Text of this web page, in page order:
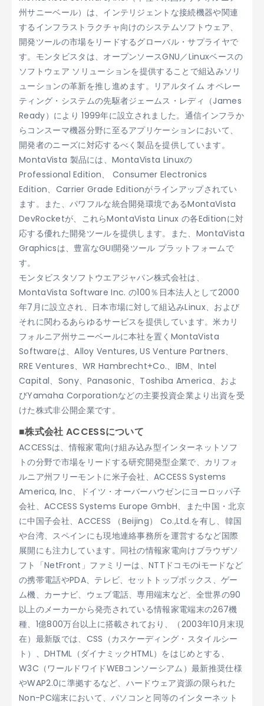
州サニーベール）は、インテリジェントな接続機器や関連
するインフラストラクチャ向けのシステムソフトウェア、
開発ツールの市場をリードするグローバル・サプライヤで
す。モンタビスタは、オープンソースGNU／Linuxベースの
ソフトウェア ソリューションを提供することで組込みソリ
ューションの革新を推し進めます。リアルタイム オペレー
ティング・システムの先駆者ジェームス・レディ（James
Ready）により 1999年に設立されました。通信インフラか
らコンスーマ機器分野に至るアプリケーションにおいて、
開発者のニーズに対応するべく製品を提供しています。
MontaVista 製品には、MontaVista Linuxの
Professional Edition、 Consumer Electronics
Edition、Carrier Grade Editionがラインアップされてい
ます。また、パワフルな統合開発環境であるMontaVista
DevRocketが、これらMontaVista Linux の各Editionに対
応する優れた開発ツールを提供します。また、MontaVista
Graphicsは、豊富なGUI開発ツール プラットフォームで
す。
モンタビスタソフトウエアジャパン株式会社は、
MontaVista Software Inc. の100％日本法人として2000
年7月に設立され、日本市場に対して組込みLinux、および
それに関わるあらゆるサービスを提供しています。米カリ
フォルニア州サニーベールに本社を置くMontaVista
Softwareは、Alloy Ventures, US Venture Partners、
RRE Ventures、WR Hambrecht+Co.、IBM、Intel
Capital、Sony、Panasonic、Toshiba America、およ
びYamaha Corporationなどの主要投資企業より出資を受
けた株式非公開企業です。
■株式会社 ACCESSについて
ACCESSは、情報家電向け組み込み型インターネットソフ
トの分野で市場をリードする研究開発型企業で、カリフォ
ルニア州フリーモントに米子会社、ACCESS Systems
America, Inc、ドイツ・オーバーハウゼンにヨーロッパ子
会社、ACCESS Systems Europe GmbH、また中国・北京
に中国子会社、ACCESS （Beijing） Co.,Ltd.を有し、韓国
や台湾、スペインにも現地連絡事務所を運営するなど国際
展開にも注力しています。同社の情報家電向けブラウザソ
フト「NetFront」ファミリーは、NTTドコモのiモードなど
の携帯電話やPDA、テレビ、セットトップボックス、ゲー
ム機、カーナビ、ウェブ電話、専用端末など、全世界の90
以上のメーカーから発売されている情報家電端末の267機
種、1億800万台以上に搭載されており、（2003年10月末現
在）最新版では、CSS（カスケーディング・スタイルシー
ト）、DHTML（ダイナミックHTML）をはじめとする、
W3C（ワールドワイドWEBコンソーシアム）最新推奨仕様
やWAP2.0に準拠するなど、ハードウェア資源の限られた
Non-PC端末において、パソコンと同等のインターネット